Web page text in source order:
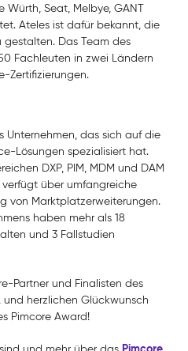
Würth, Seat, Melbye, GANT
Ateles ist dafür bekannt, die
gestalten. Das Team des
Fachleuten in zwei Ländern
Zertifizierungen.
Unternehmen, das sich auf die
Lösungen spezialisiert hat.
DXP, PIM, MDM und DAM
verfügt über umfangreiche
von Marktplatzerweiterungen.
haben mehr als 18
und 3 Fallstudien
Partner und Finalisten des
und herzlichen Glückwunsch
Pimcore Award!